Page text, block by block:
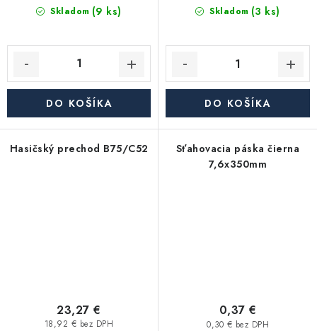
Skladom (9 ks)
DO KOŠÍKA
Skladom (3 ks)
DO KOŠÍKA
Hasičský prechod B75/C52
18,92 € bez DPH
23,27 €
Sťahovacia páska čierna
7,6x350mm
0,30 € bez DPH
0,37 €